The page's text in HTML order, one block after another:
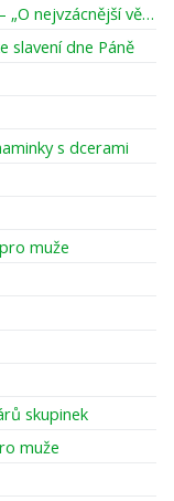
2018-05-18 Víkend pro maminky a dcery – „O nejvzácnější věci pod sluncem“
slavení dne Páně
s dcerami
muže
skupinek
muže